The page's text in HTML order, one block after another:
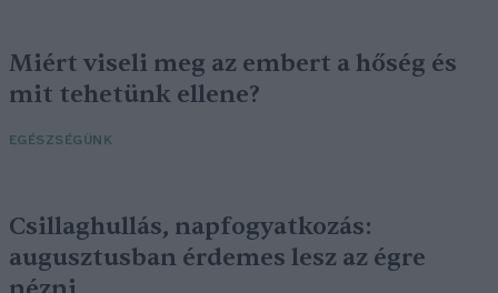
Miért viseli meg az embert a hőség és
mit tehetünk ellene?
EGÉSZSÉGÜNK
Csillaghullás, napfogyatkozás:
augusztusban érdemes lesz az égre